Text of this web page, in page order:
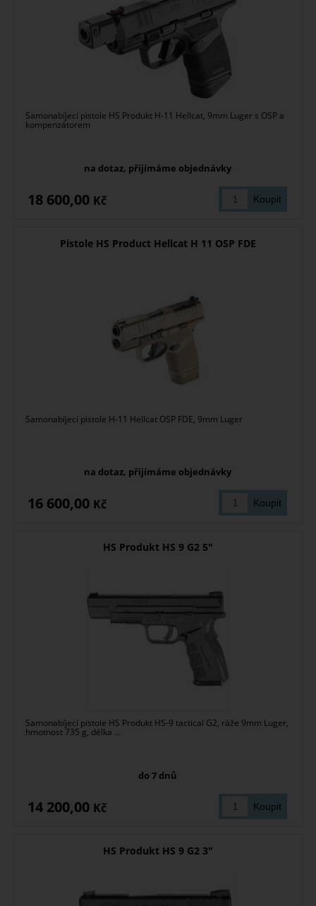
Samonabíjecí pistole HS Produkt H-11 Hellcat, 9mm Luger s OSP a
kompenzátorem
na dotaz, přijímáme objednávky
18 600,00 Kč
Pistole HS Product Hellcat H 11 OSP FDE
Samonabíjecí pistole H-11 Hellcat OSP FDE, 9mm Luger
na dotaz, přijímáme objednávky
16 600,00 Kč
HS Produkt HS 9 G2 5"
Samonabíjecí pistole HS Produkt HS-9 tactical G2, ráže 9mm Luger,
hmotnost 735 g, délka ...
do 7 dnů
14 200,00 Kč
HS Produkt HS 9 G2 3"